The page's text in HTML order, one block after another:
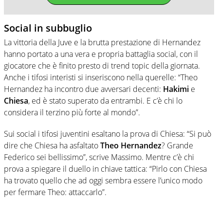
Social in subbuglio
La vittoria della Juve e la brutta prestazione di Hernandez
hanno portato a una vera e propria battaglia social, con il
giocatore che è finito presto di trend topic della giornata.
Anche i tifosi interisti si inseriscono nella querelle: “Theo
Hernandez ha incontro due avversari decenti: Hakimi e
Chiesa, ed è stato superato da entrambi. E c’è chi lo
considera il terzino più forte al mondo”.
Sui social i tifosi juventini esaltano la prova di Chiesa: “Si può
dire che Chiesa ha asfaltatoTheo Hernandez? Grande
Federico sei bellissimo”, scrive Massimo. Mentre c’è chi
prova a spiegare il duello in chiave tattica: “Pirlo con Chiesa
ha trovato quello che ad oggi sembra essere l’unico modo
per fermare Theo: attaccarlo”.